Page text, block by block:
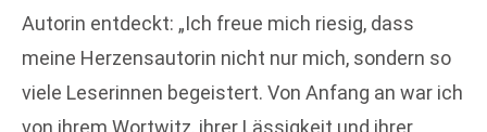
Autorin entdeckt: „Ich freue mich riesig, dass
meine Herzensautorin nicht nur mich, sondern so
viele Leserinnen begeistert. Von Anfang an war ich